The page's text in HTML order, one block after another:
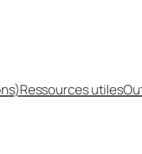
Ressources utiles